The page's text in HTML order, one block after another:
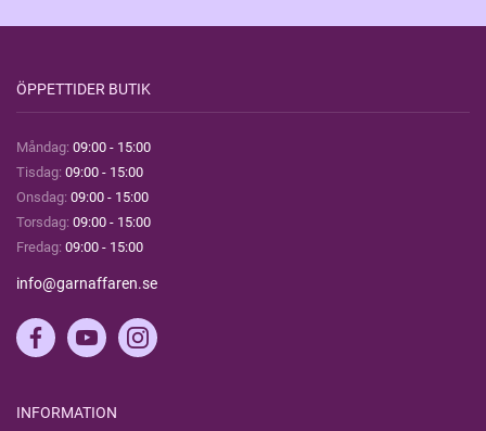
ÖPPETTIDER BUTIK
Måndag: 09:00 - 15:00
Tisdag: 09:00 - 15:00
Onsdag: 09:00 - 15:00
Torsdag: 09:00 - 15:00
Fredag: 09:00 - 15:00
info@garnaffaren.se
INFORMATION